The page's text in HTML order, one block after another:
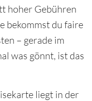
hoher Gebühren
bekommst du faire
– gerade im
was gönnt, ist das
liegt in der